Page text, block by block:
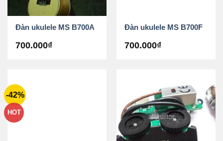
Đàn ukulele MS B700A
700.000₫
Đàn ukulele MS B700F
700.000₫
-42%
HOT